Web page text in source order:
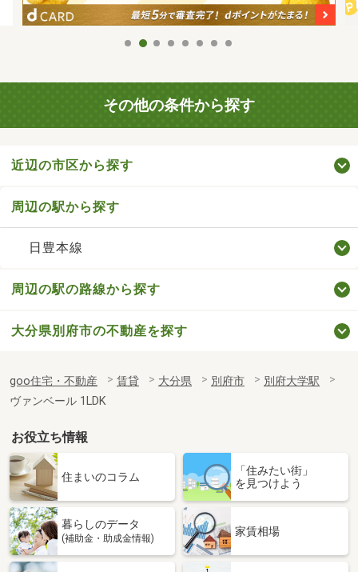
その他の条件から探す
近辺の市区から探す
周辺の駅から探す
日豊本線
周辺の駅の路線から探す
大分県別府市の不動産を探す
goo住宅・不動産 賃貸 大分県 別府市
別府大学駅
ヴァンベール 1LDK
お役立ち情報
住まいのコラム
「住みたい街」
を見つけよう
暮らしのデータ
(補助金・助成金情報)
家賃相場